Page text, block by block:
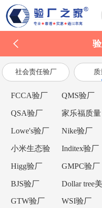
社会责任验厂
FCCA验厂 QMS验厂
QSA验厂
家乐福质量
验厂
Lowe's验厂 Nike验厂
小米生态验
厂
Inditex验厂
Higg验厂 GMPC验厂
BJS验厂
Dollar tree美
元树验厂
GTW验厂 WSI验厂